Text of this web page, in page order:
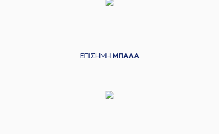
ΕΠΙΣΗΜΗ ΜΠΑΛΑ